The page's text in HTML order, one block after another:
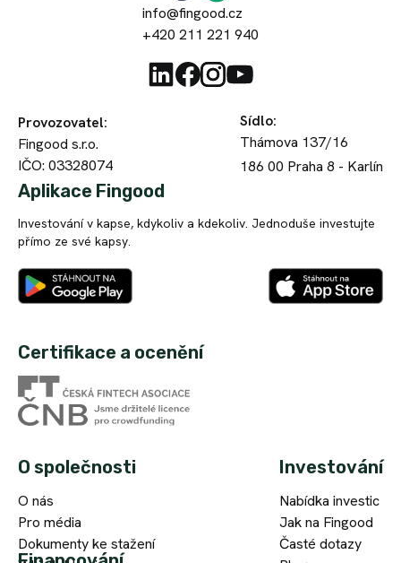
info@fingood.cz
+420 211 221 940
Provozovatel:
Fingood s.r.o.
IČO: 03328074
Sídlo:
Thámova 137/16
186 00 Praha 8 - Karlín
Aplikace Fingood
Investování v kapse, kdykoliv a kdekoliv. Jednoduše investujte
přímo ze své kapsy.
Certifikace a ocenění
O společnosti
O nás
Pro média
Dokumenty ke stažení
Investování
Nabídka investic
Jak na Fingood
Časté dotazy